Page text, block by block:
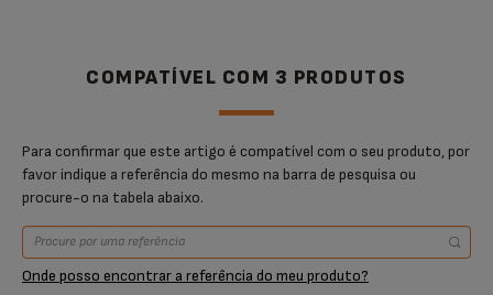
COMPATÍVEL COM 3 PRODUTOS
Para confirmar que este artigo é compatível com o seu produto, por
favor indique a referência do mesmo na barra de pesquisa ou
procure-o na tabela abaixo.
Onde posso encontrar a referência do meu produto?